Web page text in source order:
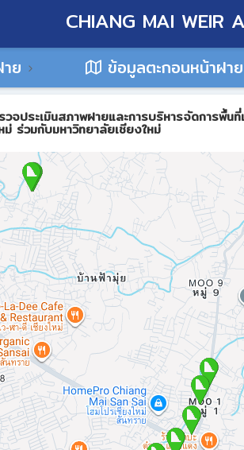
CHIANG MAI WEIR
ย ข้อมูลตะกอนหน้าฝาย
จประเมินสภาพฝายและการบริหารจัดการพื้น
ร่วมกับมหาวิทยาลัยเชียงใหม่